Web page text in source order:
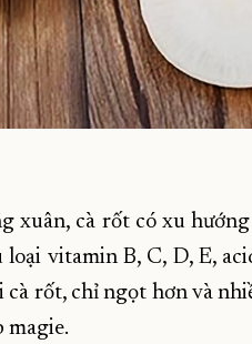
xuân, cà rốt có xu
vitamin B, C, D, E,
cà rốt, chỉ ngọt hơn và
magie.